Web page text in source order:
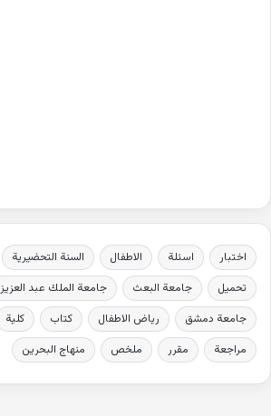
اختبار اسئلة الاطفال السنة التحضيرية
تحميل
جامعة البعث جامعة الملك عبد العزيز
جامعة دمشق
رياض الاطفال كتاب كلية
مراجعة
مقرر ملخص منهاج البحرين